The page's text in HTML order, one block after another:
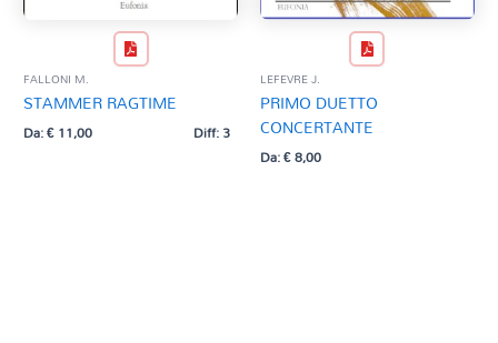
FALLONI M.
STAMMER RAGTIME
Da:€11,00 Diff: 3
LEFEVRE J.
PRIMO DUETTO
CONCERTANTE
Da:€8,00